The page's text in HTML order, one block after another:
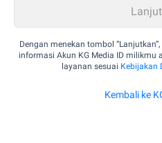
Dengan menekan tombol
informasi Akun KG Media ID milikmu
layanan sesuai Kebijakan
Kembali ke